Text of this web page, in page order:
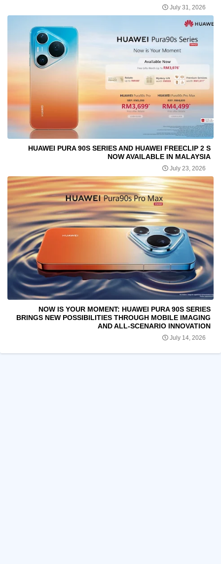
July 31, 2026
HUAWEI PURA 90S SERIES AND HUAWEI FREECLIP 2 S
NOW AVAILABLE IN MALAYSIA
July 23, 2026
NOW IS YOUR MOMENT: HUAWEI PURA 90S SERIES
BRINGS NEW POSSIBILITIES THROUGH MOBILE IMAGING
AND ALL-SCENARIO INNOVATION
July 14, 2026